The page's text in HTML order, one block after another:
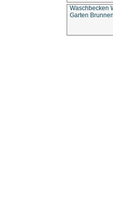
Waschbecken
Garten